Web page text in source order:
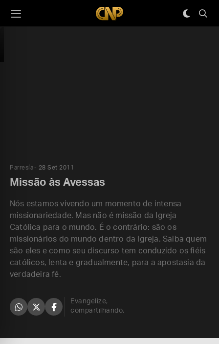
Parresía 28 Set 2011
Missão às Avessas
Nós estamos vivendo um momento de intensa
missionariedade. Mas não é missão da Igreja
Católica para o mundo. É o contrário: são os
missionários do mundo dentro da Igreja. Saiba quem
são eles e como seu discurso tem conduzido os fiéis
católicos, lenta e gradualmente, para a apostasia da
verdadeira fé.
Evangelize,
compartilhando.